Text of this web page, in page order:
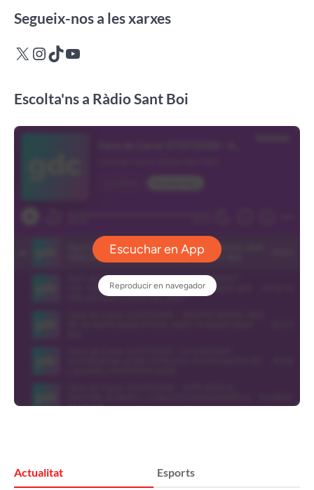
Segueix-nos a les xarxes
X Instagram
TikTokYouTube
Escolta'ns a Ràdio Sant Boi
Actualitat Esports